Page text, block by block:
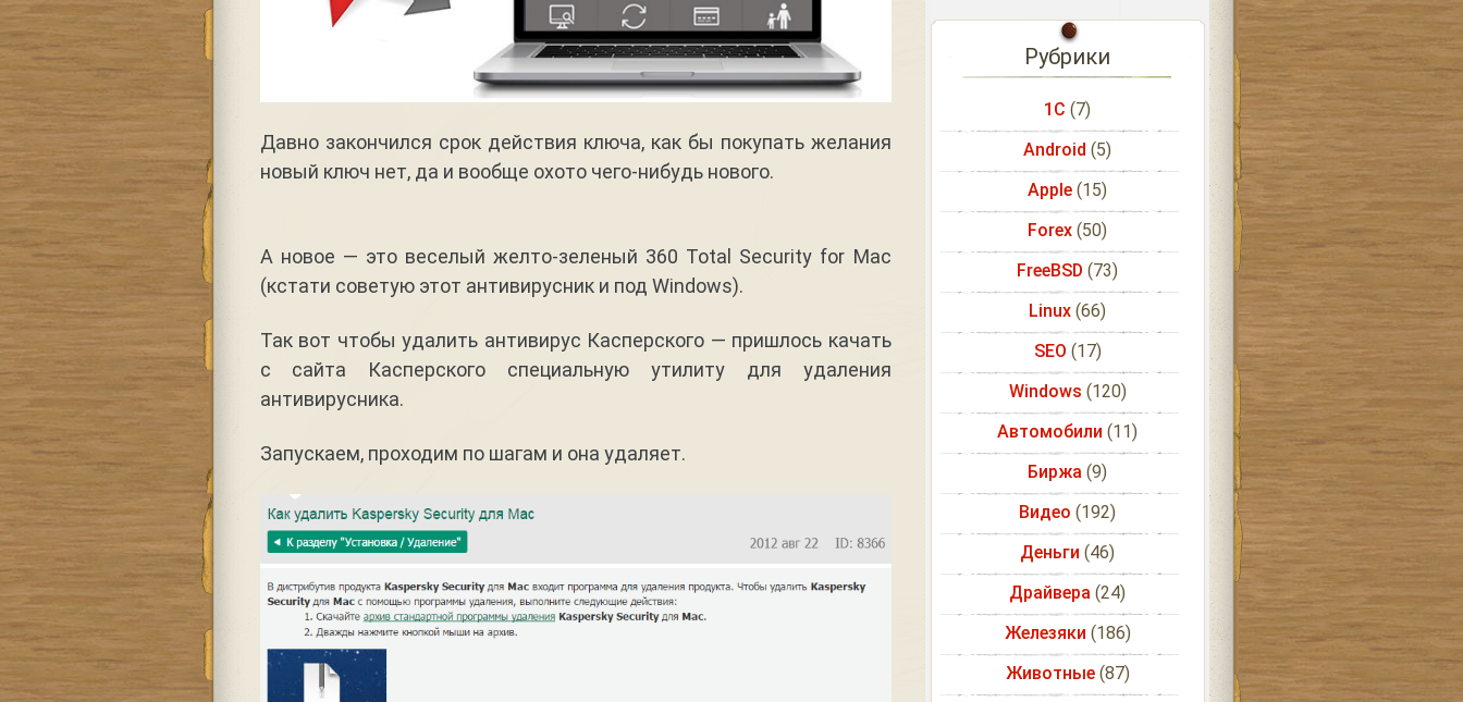
Давно закончился срок действия ключа, как бы покупать желания
новый ключ нет, да и вообще охото чего-нибудь нового.
А новое — это веселый желто-зеленый 360 Total Security for Mac
(кстати советую этот антивирусник и под Windows).
Так вот чтобы удалить антивирус Касперского — пришлось качать
с сайта Касперского специальную утилиту для удаления
антивирусника.
Запускаем, проходим по шагам и она удаляет.
Рубрики
1С (7)
Android (5)
Apple (15)
Forex (50)
FreeBSD (73)
Linux (66)
SEO (17)
Windows (120)
Автомобили (11)
Биржа (9)
Видео (192)
Деньги (46)
Драйвера (24)
Железяки (186)
Животные(87)